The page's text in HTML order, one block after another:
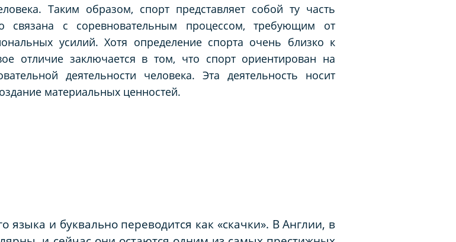
Таким образом, спорт представляет собой ту часть
связана с соревновательным процессом, требующим от
усилий. Хотя определение спорта очень близко к
отличие заключается в том, что спорт ориентирован на
деятельности человека. Эта деятельность носит
материальных ценностей.
языка и буквально переводится как «скачки». В Англии, в